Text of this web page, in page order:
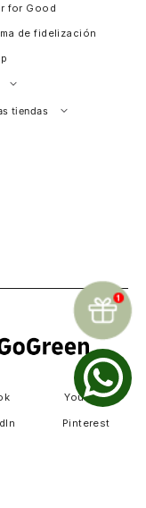
for Good
de fidelización
tiendas
Youtube
Pinterest